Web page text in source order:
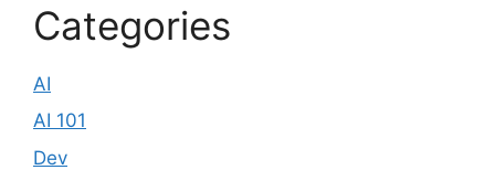
Categories
AI
AI 101
Dev